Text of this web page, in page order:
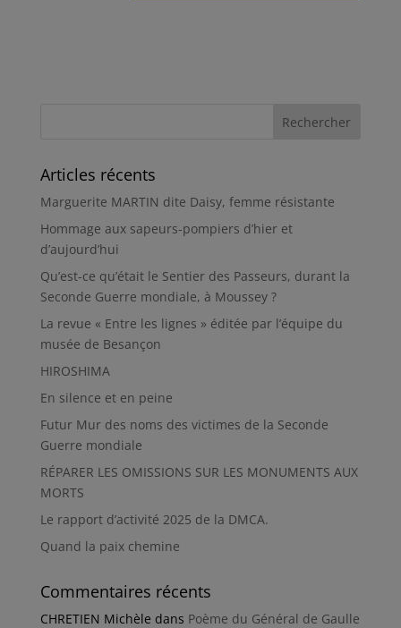
Articles récents
Marguerite MARTIN dite Daisy, femme résistante
Hommage aux sapeurs-pompiers d’hier et
d’aujourd’hui
Qu’est-ce qu’était le Sentier des Passeurs, durant la
Seconde Guerre mondiale, à Moussey ?
La revue « Entre les lignes » éditée par l’équipe du
musée de Besançon
HIROSHIMA
En silence et en peine
Futur Mur des noms des victimes de la Seconde
Guerre mondiale
RÉPARER LES OMISSIONS SUR LES MONUMENTS AUX
MORTS
Le rapport d’activité 2025 de la DMCA.
Quand la paix chemine
Commentaires récents
CHRETIEN Michèle dans Poème du Général de Gaulle